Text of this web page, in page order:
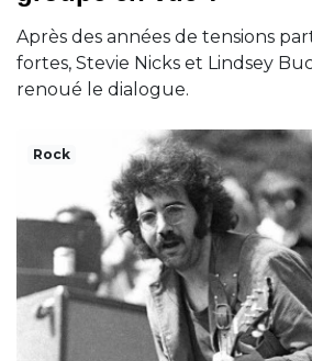
Après des années de tensions
fortes, Stevie Nicks et Lindsey
renoué le dialogue.
Rock